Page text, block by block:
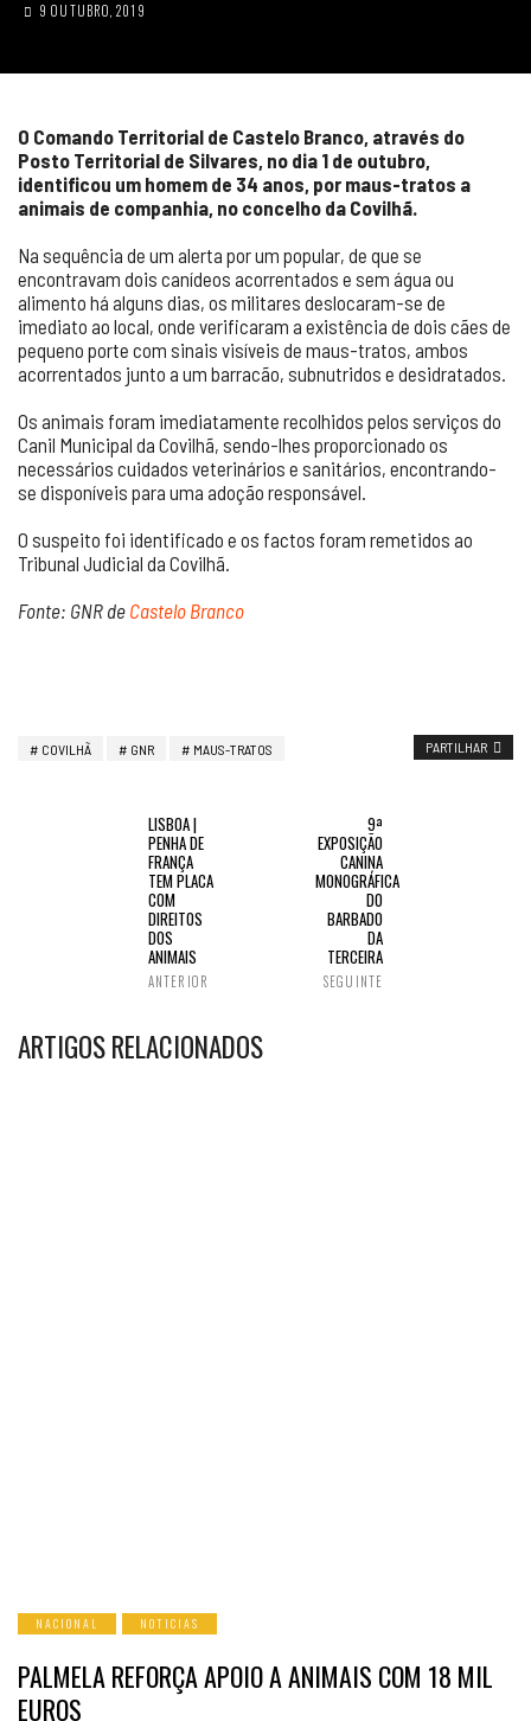
9 OUTUBRO, 2019
O Comando Territorial de Castelo Branco, através do
Posto Territorial de Silvares, no dia 1 de outubro,
identificou um homem de 34 anos, por maus-tratos a
animais de companhia, no concelho da Covilhã.
Na sequência de um alerta por um popular, de que se
encontravam dois canídeos acorrentados e sem água ou
alimento há alguns dias, os militares deslocaram-se de
imediato ao local, onde verificaram a existência de dois cães de
pequeno porte com sinais visíveis de maus-tratos, ambos
acorrentados junto a um barracão, subnutridos e desidratados.
Os animais foram imediatamente recolhidos pelos serviços do
Canil Municipal da Covilhã, sendo-lhes proporcionado os
necessários cuidados veterinários e sanitários, encontrando-
se disponíveis para uma adoção responsável.
O suspeito foi identificado e os factos foram remetidos ao
Tribunal Judicial da Covilhã.
Fonte: GNR de Castelo Branco
COVILHÃ GNR MAUS-TRATOS PARTILHAR
LISBOA |
PENHA DE
FRANÇA
TEM PLACA
COM
DIREITOS
DOS
ANIMAIS
ANTERIOR
9ª
EXPOSIÇÃO
CANINA
MONOGRÁFICA
DO
BARBADO
DA
TERCEIRA
SEGUINTE
ARTIGOS RELACIONADOS
NACIONAL NOTICIAS
PALMELA REFORÇA APOIO A ANIMAIS COM 18 MIL
EUROS